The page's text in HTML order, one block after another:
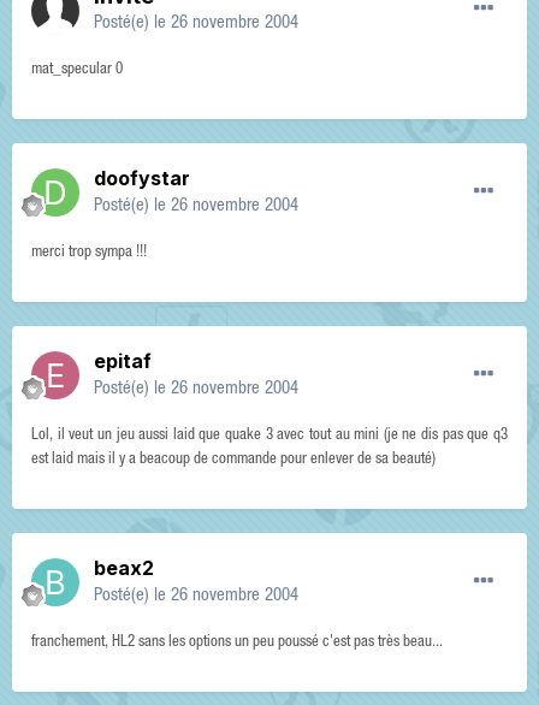
Posté(e) le 26 novembre 2004
mat_specular 0
doofystar
Posté(e) le 26 novembre 2004
merci trop sympa !!!
epitaf
Posté(e) le 26 novembre 2004
Lol, il veut un jeu aussi laid que quake 3 avec tout au mini (je ne dis pas que q3
est laid mais il y a beacoup de commande pour enlever de sa beauté)
beax2
Posté(e) le 26 novembre 2004
franchement, HL2 sans les options un peu poussé c'est pas très beau...